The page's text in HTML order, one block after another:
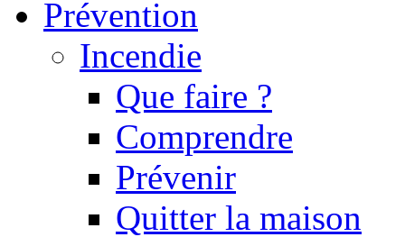
Prévention
Incendie
Que faire ?
Comprendre
Prévenir
Quitter la maison